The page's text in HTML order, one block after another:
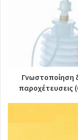
Γνωστοποίηση
παροχέτευσεις